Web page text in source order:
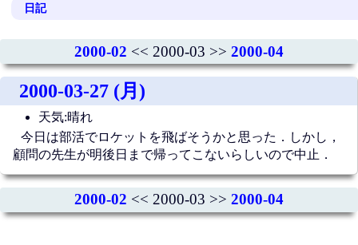
日記
2000-02 << 2000-03 >> 2000-04
2000-03-27 (月)
天気:晴れ
今日は部活でロケットを飛ばそうかと思った．しかし，
顧問の先生が明後日まで帰ってこないらしいので中止．
2000-02 << 2000-03 >> 2000-04